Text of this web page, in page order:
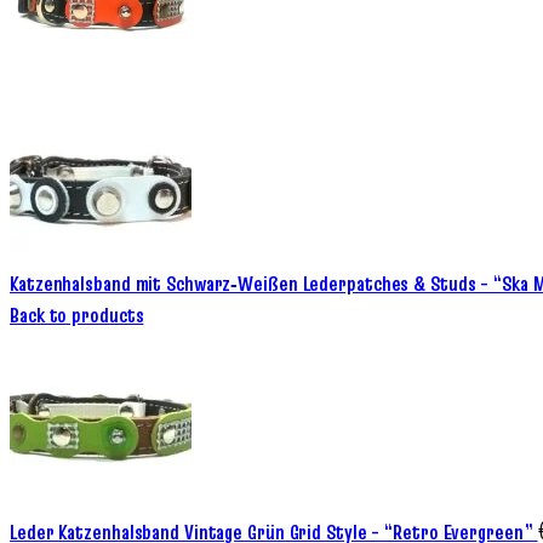
Katzenhalsband mit Schwarz‑Weißen Lederpatches & Studs – “Ska
Back to products
Leder Katzenhalsband Vintage Grün Grid Style – “Retro Evergreen”